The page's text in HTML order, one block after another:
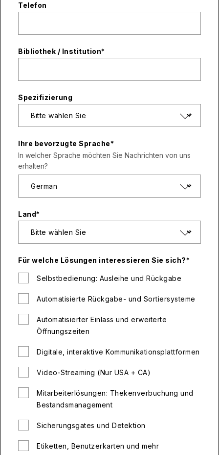
Telefon
Bibliothek / Institution*
Spezifizierung
Ihre bevorzugte Sprache*
In welcher Sprache möchten Sie Nachrichten von uns
erhalten?
Land*
Für welche Lösungen interessieren Sie sich?*
Selbstbedienung: Ausleihe und Rückgabe
Automatisierte Rückgabe- und Sortiersysteme
Automatisierter Einlass und erweiterte
Öffnungszeiten
Digitale, interaktive Kommunikationsplattformen
Video-Streaming (Nur USA + CA)
Mitarbeiterlösungen: Thekenverbuchung und
Bestandsmanagement
Sicherungsgates und Detektion
Etiketten, Benutzerkarten und mehr